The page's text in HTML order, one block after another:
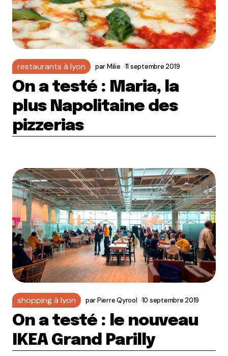
restaurants à lyon parMilie 11 septembre 2019
On a testé : Maria, la
plus Napolitaine des
pizzerias
shopping à lyon parPierre Qyrool 10 septembre 2019
On a testé : le nouveau
IKEA Grand Parilly